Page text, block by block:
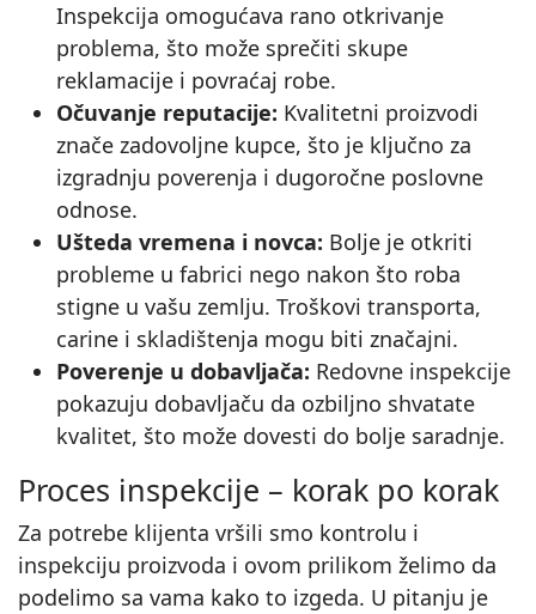
Inspekcija omogućava rano otkrivanje
problema, što može sprečiti skupe
reklamacije i povraćaj robe.
Očuvanje reputacije: Kvalitetni proizvodi
znače zadovoljne kupce, što je ključno za
izgradnju poverenja i dugoročne poslovne
odnose.
Ušteda vremena i novca: Bolje je otkriti
probleme u fabrici nego nakon što roba
stigne u vašu zemlju. Troškovi transporta,
carine i skladištenja mogu biti značajni.
Poverenje u dobavljača: Redovne inspekcije
pokazuju dobavljaču da ozbiljno shvatate
kvalitet, što može dovesti do bolje saradnje.
Proces inspekcije – korak po korak
Za potrebe klijenta vršili smo kontrolu i
inspekciju proizvoda i ovom prilikom želimo da
podelimo sa vama kako to izgeda. U pitanju je